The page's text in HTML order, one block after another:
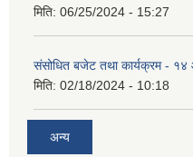
मिति: 06/25/2024 - 15:27
संसोधित बजेट तथा कार्यक्रम -
मिति: 02/18/2024 - 10:18
अन्य